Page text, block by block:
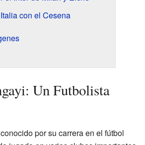
con el Cesena
Un Futbolista
por su carrera en el fútbol